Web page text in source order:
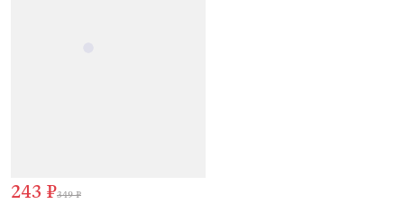
243 ₽349 ₽